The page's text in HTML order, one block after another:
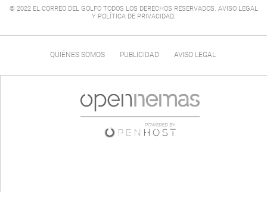
© 2022 EL CORREO DEL GOLFO TODOS LOS DERECHOS RESERVADOS. AVISO LEGAL
Y POLÍTICA DE PRIVACIDAD.
QUIÉNES SOMOS PUBLICIDAD AVISO LEGAL